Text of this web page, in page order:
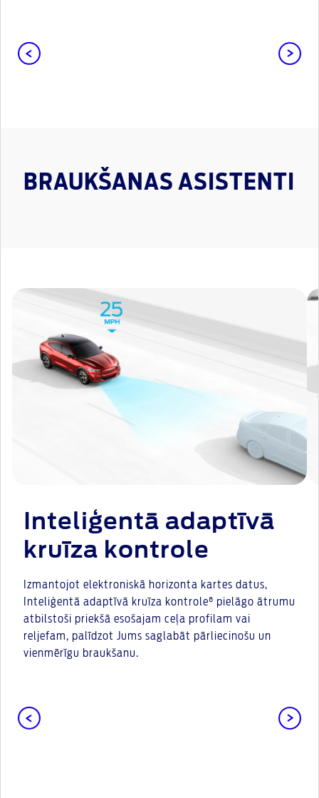
BRAUKŠANAS ASISTENTI
Inteliģentā adaptīvā
kruīza kontrole
Izmantojot elektroniskā horizonta kartes datus,
Inteliģentā adaptīvā kruīza kontrole⁸ pielāgo ātrumu
atbilstoši priekšā esošajam ceļa profilam vai
reljefam, palīdzot Jums saglabāt pārliecinošu un
vienmērīgu braukšanu.